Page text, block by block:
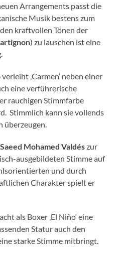
Arrangements passt die
Musik bestens zum
kraftvollen Tönen der
) zu lauschen ist eine
verleiht ‚Carmen‘ neben einer
eine verführerische
rauchigen Stimmfarbe
Stimmlich kann sie vollends
Saeed Mohamed Valdészur
ausgebildeten Stimme auf
und durch
Charakter spielt er
als Boxer ‚El Niño‘ eine
Statur auch den
starke Stimme mitbringt.